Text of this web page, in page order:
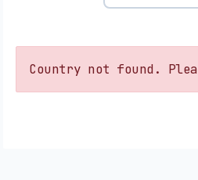
Country not found.